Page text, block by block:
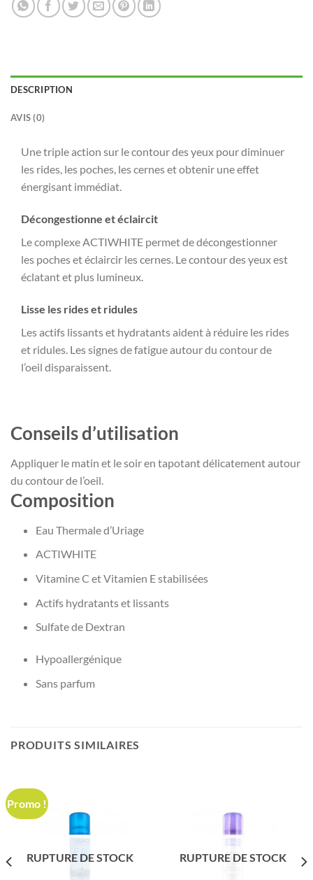
DESCRIPTION
AVIS (0)
Une triple action sur le contour des yeux pour diminuer
les rides, les poches, les cernes et obtenir une effet
énergisant immédiat.
Décongestionne et éclaircit
Le complexe ACTIWHITE permet de décongestionner
les poches et éclaircir les cernes. Le contour des yeux est
éclatant et plus lumineux.
Lisse les rides et ridules
Les actifs lissants et hydratants aident à réduire les rides
et ridules. Les signes de fatigue autour du contour de
l’oeil disparaissent.
Conseils d’utilisation
Appliquer le matin et le soir en tapotant délicatement autour
du contour de l’oeil.
Composition
Eau Thermale d’Uriage
ACTIWHITE
Vitamine C et Vitamien E stabilisées
Actifs hydratants et lissants
Sulfate de Dextran
Hypoallergénique
Sans parfum
PRODUITS SIMILAIRES
Promo !
RUPTURE DE STOCK RUPTURE DE STOCK